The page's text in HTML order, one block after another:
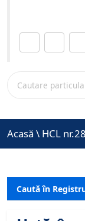
Acasă \ HCL
Caută în